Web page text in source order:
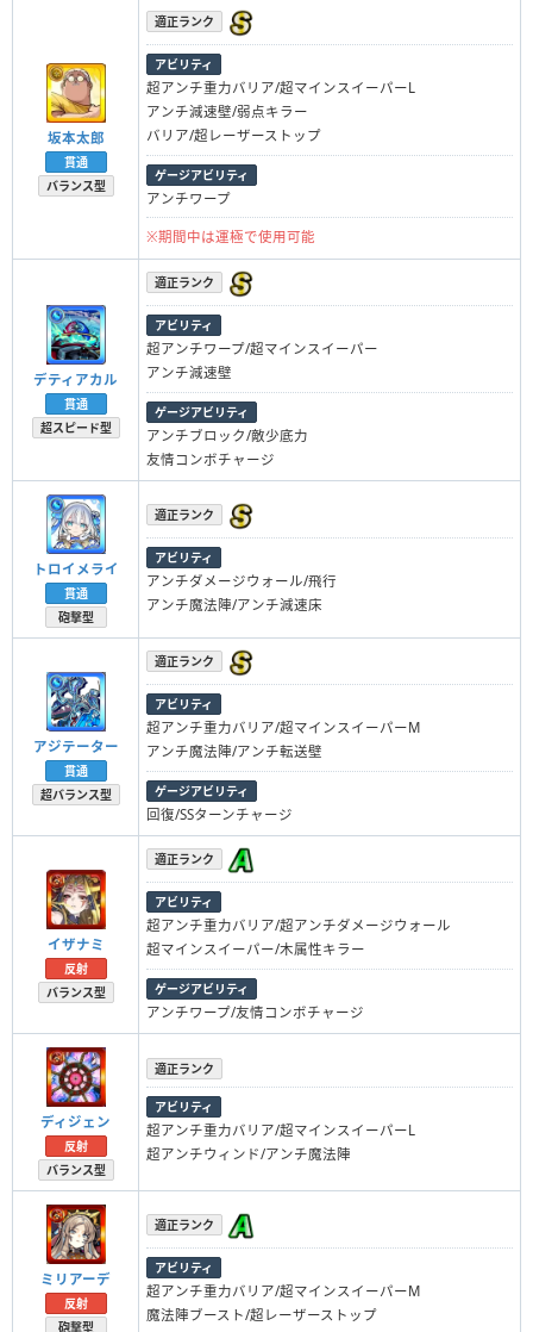
坂本太郎
貫通
バランス型
適正ランク
アビリティ
超アンチ重力バリア/超マインスイーパーL
アンチ減速壁/弱点キラー
バリア/超レーザーストップ
ゲージアビリティ
アンチワープ
※期間中は運極で使用可能
デティアカル
貫通
超スピード型
適正ランク
アビリティ
超アンチワープ/超マインスイーパー
アンチ減速壁
ゲージアビリティ
アンチブロック/敵少底力
友情コンボチャージ
トロイメライ
貫通
砲撃型
適正ランク
アビリティ
アンチダメージウォール/飛行
アンチ魔法陣/アンチ減速床
アジテーター
貫通
超バランス型
適正ランク
アビリティ
超アンチ重力バリア/超マインスイーパーM
アンチ魔法陣/アンチ転送壁
ゲージアビリティ
回復/SSターンチャージ
イザナミ
反射
バランス型
適正ランク
アビリティ
超アンチ重力バリア/超アンチダメージウォール
超マインスイーパー/木属性キラー
ゲージアビリティ
アンチワープ/友情コンボチャージ
ディジェン
反射
バランス型
適正ランク
アビリティ
超アンチ重力バリア/超マインスイーパーL
超アンチウィンド/アンチ魔法陣
ミリアーデ
反射
砲撃型
適正ランク
アビリティ
超アンチ重力バリア/超マインスイーパーM
魔法陣ブースト/超レーザーストップ